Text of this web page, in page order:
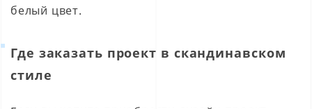
белый цвет.
Где заказать проект в скандинавском
стиле